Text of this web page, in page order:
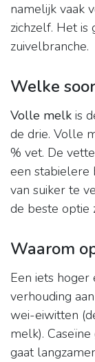
namelijk vaak
zichzelf. Het
zuivelbranche.
Welke
Volle melk is
de drie. Volle
% vet. De
een stabielere
van suiker te
de beste optie
Waarom
Een iets
verhouding
wei-eiwitten
melk).
gaat